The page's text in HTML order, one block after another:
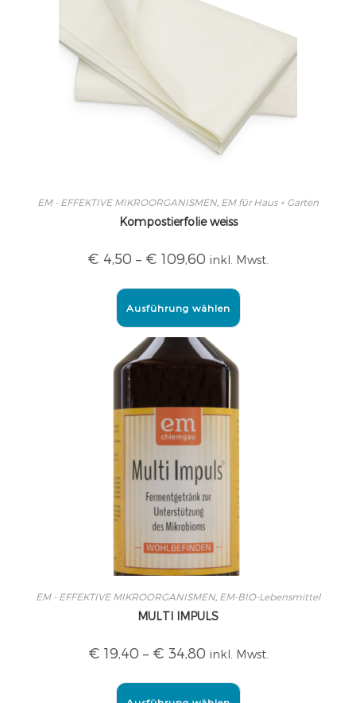
EM - EFFEKTIVE MIKROORGANISMEN EM für Haus + Garten
Kompostierfolie weiss
€ 4,50 – € 109,60 inkl. Mwst.
Ausführung wählen
EM - EFFEKTIVE MIKROORGANISMEN EM-BIO-Lebensmittel
MULTI IMPULS
€ 19,40 – € 34,80 inkl. Mwst.